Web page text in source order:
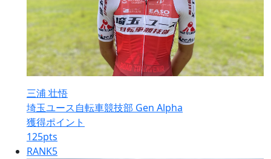
三浦 壮悟
埼玉ユース自転車競技部 Gen Alpha
獲得ポイント
125pts
RANK5